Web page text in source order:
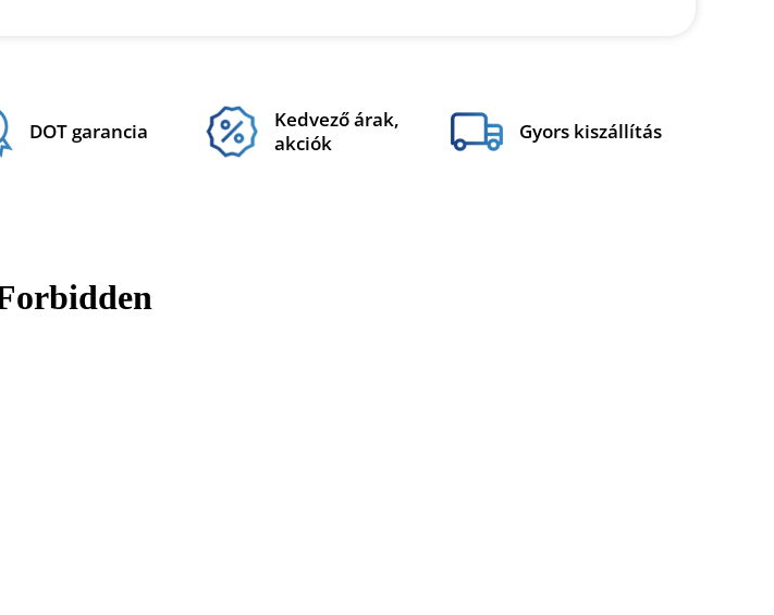
DOT garancia
Kedvező árak,
akciók
Gyors kiszállítás